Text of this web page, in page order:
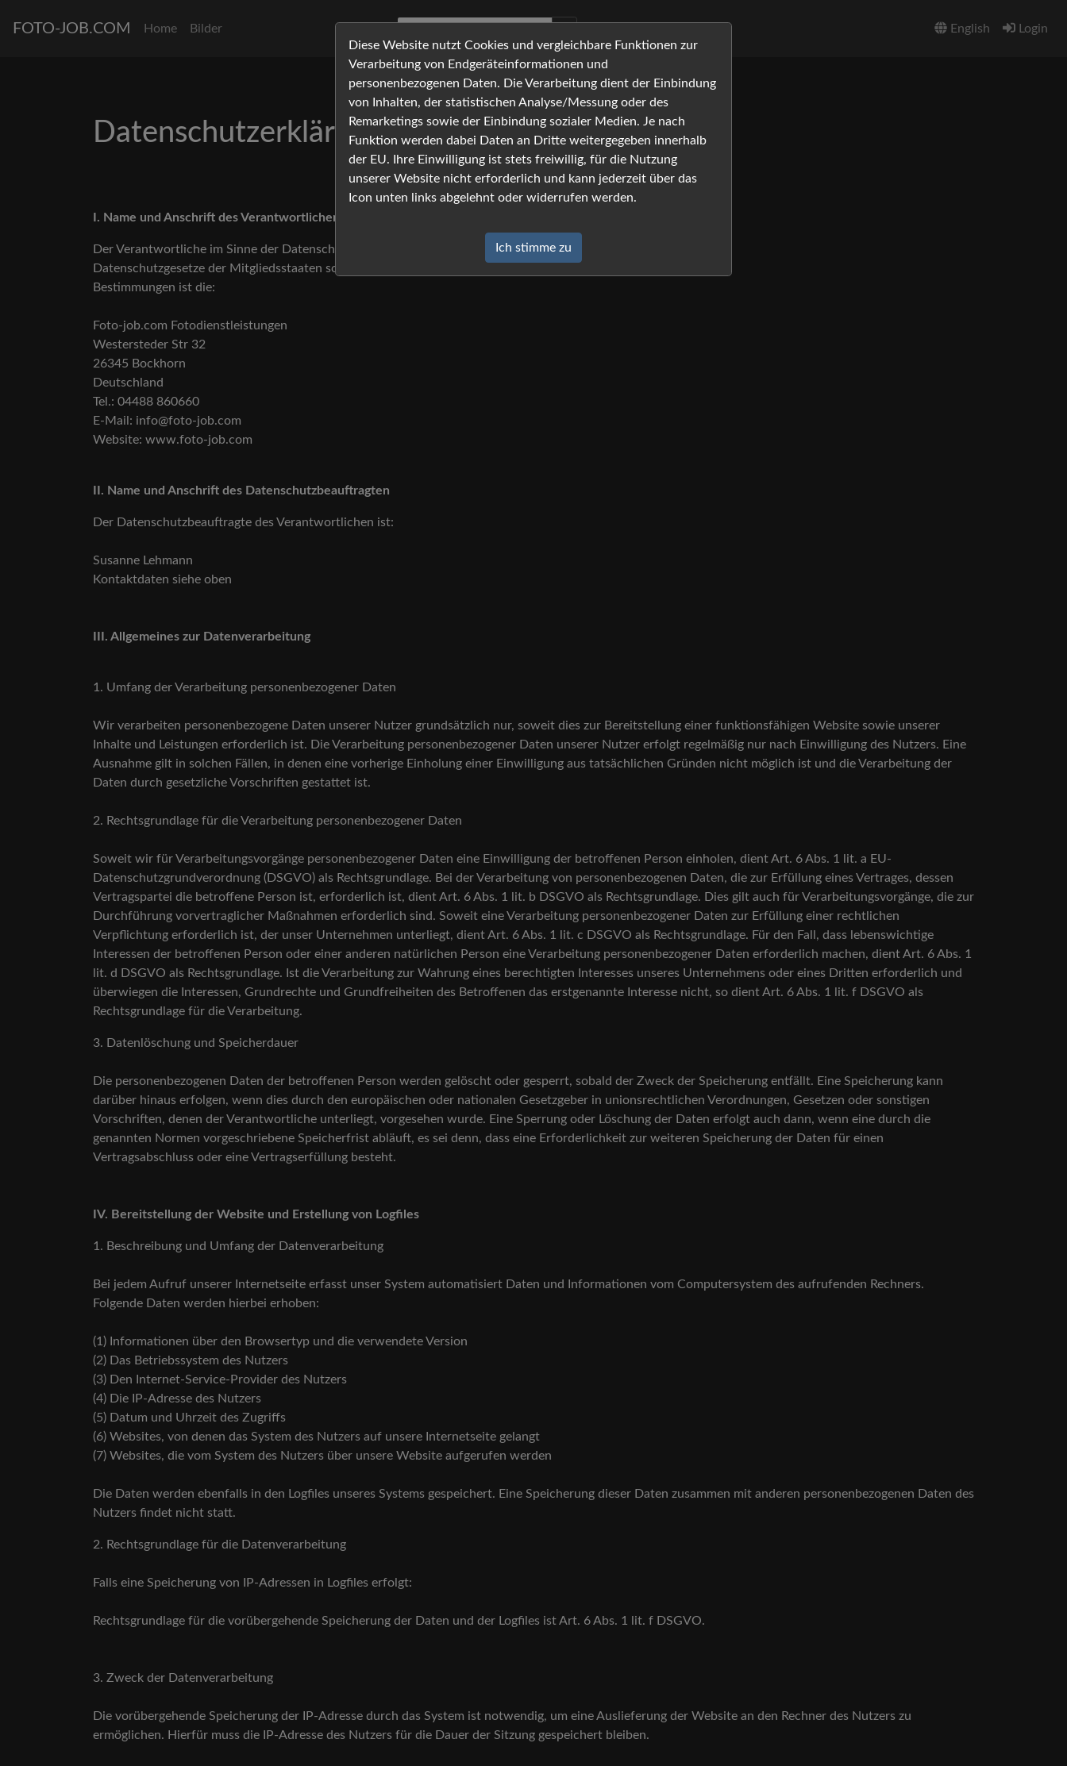
FOTO-JOB.COM Home Bilder English Login
Datenschutzerklärung
I. Name und Anschrift des Verantwortlichen
Der Verantwortliche im Sinne der Datenschutz-Grundverordnung und anderer nationaler
Datenschutzgesetze der Mitgliedsstaaten sowie sonstiger datenschutzrechtlicher
Bestimmungen ist die:
Foto-job.com Fotodienstleistungen
Westersteder Str 32
26345 Bockhorn
Deutschland
Tel.: 04488 860660
E-Mail: info@foto-job.com
Website: www.foto-job.com
II. Name und Anschrift des Datenschutzbeauftragten
Der Datenschutzbeauftragte des Verantwortlichen ist:
Susanne Lehmann
Kontaktdaten siehe oben
III. Allgemeines zur Datenverarbeitung
1. Umfang der Verarbeitung personenbezogener Daten
Wir verarbeiten personenbezogene Daten unserer Nutzer grundsätzlich nur, soweit dies zur Bereitstellung einer funktionsfähigen Website sowie unserer
Inhalte und Leistungen erforderlich ist. Die Verarbeitung personenbezogener Daten unserer Nutzer erfolgt regelmäßig nur nach Einwilligung des Nutzers. Eine
Ausnahme gilt in solchen Fällen, in denen eine vorherige Einholung einer Einwilligung aus tatsächlichen Gründen nicht möglich ist und die Verarbeitung der
Daten durch gesetzliche Vorschriften gestattet ist.
2. Rechtsgrundlage für die Verarbeitung personenbezogener Daten
Soweit wir für Verarbeitungsvorgänge personenbezogener Daten eine Einwilligung der betroffenen Person einholen, dient Art. 6 Abs. 1 lit. a EU-
Datenschutzgrundverordnung (DSGVO) als Rechtsgrundlage. Bei der Verarbeitung von personenbezogenen Daten, die zur Erfüllung eines Vertrages, dessen
Vertragspartei die betroffene Person ist, erforderlich ist, dient Art. 6 Abs. 1 lit. b DSGVO als Rechtsgrundlage. Dies gilt auch für Verarbeitungsvorgänge, die zur
Durchführung vorvertraglicher Maßnahmen erforderlich sind. Soweit eine Verarbeitung personenbezogener Daten zur Erfüllung einer rechtlichen
Verpflichtung erforderlich ist, der unser Unternehmen unterliegt, dient Art. 6 Abs. 1 lit. c DSGVO als Rechtsgrundlage. Für den Fall, dass lebenswichtige
Interessen der betroffenen Person oder einer anderen natürlichen Person eine Verarbeitung personenbezogener Daten erforderlich machen, dient Art. 6 Abs. 1
lit. d DSGVO als Rechtsgrundlage. Ist die Verarbeitung zur Wahrung eines berechtigten Interesses unseres Unternehmens oder eines Dritten erforderlich und
überwiegen die Interessen, Grundrechte und Grundfreiheiten des Betroffenen das erstgenannte Interesse nicht, so dient Art. 6 Abs. 1 lit. f DSGVO als
Rechtsgrundlage für die Verarbeitung.
3. Datenlöschung und Speicherdauer
Die personenbezogenen Daten der betroffenen Person werden gelöscht oder gesperrt, sobald der Zweck der Speicherung entfällt. Eine Speicherung kann
darüber hinaus erfolgen, wenn dies durch den europäischen oder nationalen Gesetzgeber in unionsrechtlichen Verordnungen, Gesetzen oder sonstigen
Vorschriften, denen der Verantwortliche unterliegt, vorgesehen wurde. Eine Sperrung oder Löschung der Daten erfolgt auch dann, wenn eine durch die
genannten Normen vorgeschriebene Speicherfrist abläuft, es sei denn, dass eine Erforderlichkeit zur weiteren Speicherung der Daten für einen
Vertragsabschluss oder eine Vertragserfüllung besteht.
IV. Bereitstellung der Website und Erstellung von Logfiles
1. Beschreibung und Umfang der Datenverarbeitung
Bei jedem Aufruf unserer Internetseite erfasst unser System automatisiert Daten und Informationen vom Computersystem des aufrufenden Rechners.
Folgende Daten werden hierbei erhoben:
(1) Informationen über den Browsertyp und die verwendete Version
(2) Das Betriebssystem des Nutzers
(3) Den Internet-Service-Provider des Nutzers
(4) Die IP-Adresse des Nutzers
(5) Datum und Uhrzeit des Zugriffs
(6) Websites, von denen das System des Nutzers auf unsere Internetseite gelangt
(7) Websites, die vom System des Nutzers über unsere Website aufgerufen werden
Die Daten werden ebenfalls in den Logfiles unseres Systems gespeichert. Eine Speicherung dieser Daten zusammen mit anderen personenbezogenen Daten des
Nutzers findet nicht statt.
2. Rechtsgrundlage für die Datenverarbeitung
Falls eine Speicherung von IP-Adressen in Logfiles erfolgt:
Rechtsgrundlage für die vorübergehende Speicherung der Daten und der Logfiles ist Art. 6 Abs. 1 lit. f DSGVO.
3. Zweck der Datenverarbeitung
Die vorübergehende Speicherung der IP-Adresse durch das System ist notwendig, um eine Auslieferung der Website an den Rechner des Nutzers zu
ermöglichen. Hierfür muss die IP-Adresse des Nutzers für die Dauer der Sitzung gespeichert bleiben.
Diese Website nutzt Cookies und vergleichbare Funktionen zur
Verarbeitung von Endgeräteinformationen und
personenbezogenen Daten. Die Verarbeitung dient der Einbindung
von Inhalten, der statistischen Analyse/Messung oder des
Remarketings sowie der Einbindung sozialer Medien. Je nach
Funktion werden dabei Daten an Dritte weitergegeben innerhalb
der EU. Ihre Einwilligung ist stets freiwillig, für die Nutzung
unserer Website nicht erforderlich und kann jederzeit über das
Icon unten links abgelehnt oder widerrufen werden.
Ich stimme zu